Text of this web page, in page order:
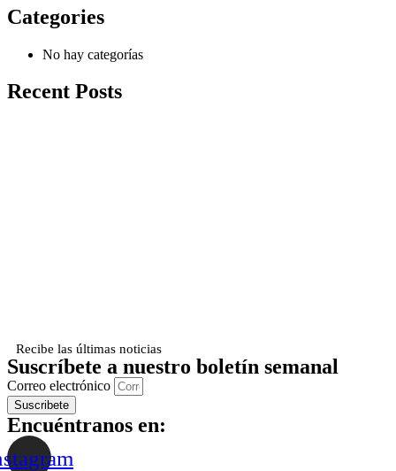
Categories
No hay categorías
Recent Posts
Recibe las últimas noticias
Suscríbete a nuestro boletín semanal
Correo electrónico
Suscribete
Encuéntranos en: